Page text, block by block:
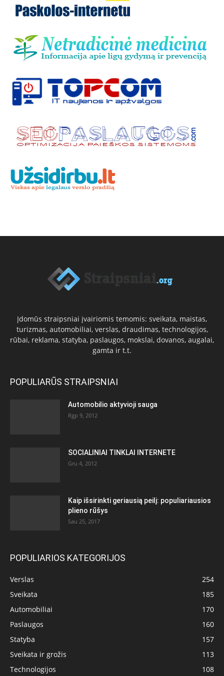
Įdomūs straipsniai įvairiomis temomis: sveikata, maistas,
turizmas, automobiliai, verslas, draudimas, technologijos,
rūbai, reklama, statyba, paslaugos, mokslai, dovanos, augalai,
gamta ir t.t.
POPULIARŪS STRAIPSNIAI
Automobilio aktyvioji sauga
Rgp 9, 2012
SOCIALINIAI TINKLAI INTERNETE
Gru 4, 2012
Kaip išsirinkti geriausią peilį: populiariausios
plieno rūšys
Sau 25, 2017
POPULIARIOS KATEGORIJOS
Verslas
254
Sveikata
185
Automobiliai
170
Paslaugos
160
Statyba
157
Sveikata ir grožis
113
Technologijos
108